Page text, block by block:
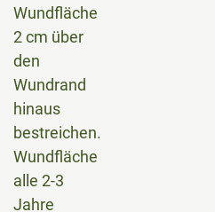
Wundfläche
2 cm über
den
Wundrand
hinaus
bestreichen.
Wundfläche
alle 2-3
Jahre